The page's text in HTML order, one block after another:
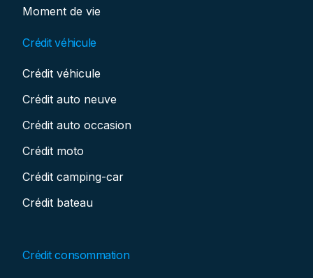
Moment de vie
Crédit véhicule
Crédit véhicule
Crédit auto neuve
Crédit auto occasion
Crédit moto
Crédit camping-car
Crédit bateau
Crédit consommation